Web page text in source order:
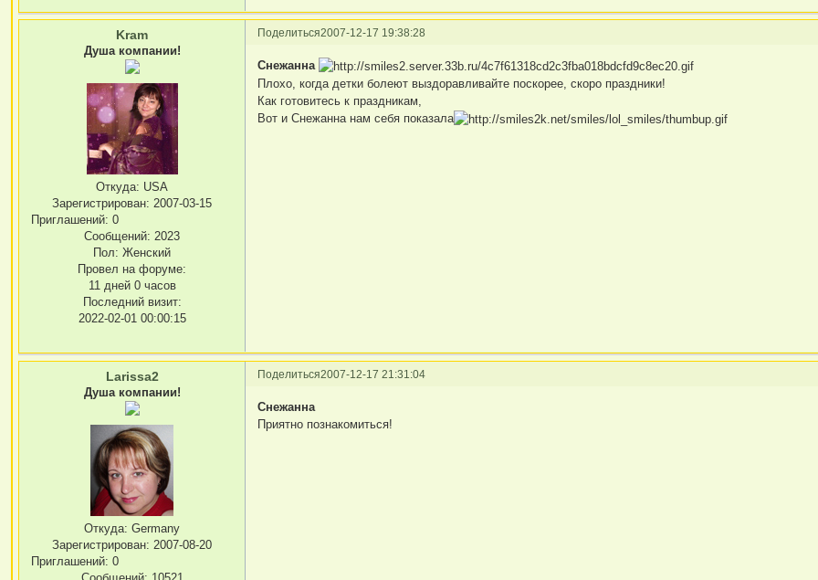
Поделиться2007-12-17 19:38:28
Kram
Душа компании!
Откуда: USA
Зарегистрирован: 2007-03-15
Приглашений: 0
Сообщений: 2023
Пол: Женский
Провел на форуме:
11 дней 0 часов
Последний визит:
2022-02-01 00:00:15
Снежанна
Плохо, когда детки болеют выздоравливайте поскорее, скоро праздники!
Как готовитесь к праздникам,
Вот и Снежанна нам себя показала
Поделиться2007-12-17 21:31:04
Larissa2
Душа компании!
Откуда: Germany
Зарегистрирован: 2007-08-20
Приглашений: 0
Снежанна
Приятно познакомиться!